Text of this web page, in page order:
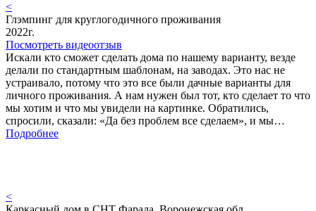
<
Глэмпинг для круглогодичного проживания
2022г.
Посмотреть видеоотзыв
Искали кто сможет сделать дома по нашему варианту, везде
делали по стандартным шаблонам, на заводах. Это нас не
устраивало, потому что это все были дачные варианты для
личного проживания. А нам нужен был тот, кто сделает то что
мы хотим и что мы увидели на картинке. Обратились,
спросили, сказали: «Да без проблем все сделаем», и мы…
Подробнее
<